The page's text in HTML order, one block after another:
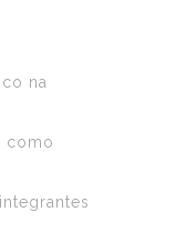
na
como